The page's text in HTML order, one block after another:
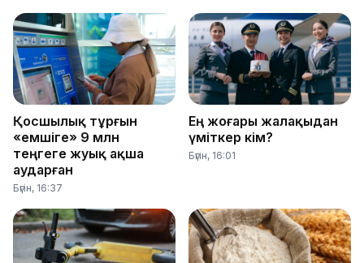
Қосшылық тұрғын
«емшіге» 9 млн
теңгеге жуық ақша
аударған
Бүгін, 16:37
Ең жоғары жалақыдан
үміткер кім?
Бүгін, 16:01